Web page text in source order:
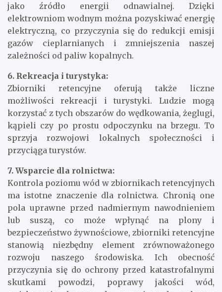
jako źródło energii odnawialnej. Dzięki
elektrowniom wodnym można pozyskiwać energię
elektryczną, co przyczynia się do redukcji emisji
gazów cieplarnianych i zmniejszenia naszej
zależności od paliw kopalnych.
6. Rekreacja i turystyka:
Zbiorniki retencyjne oferują także liczne
możliwości rekreacji i turystyki. Ludzie mogą
korzystać z tych obszarów do wędkowania, żeglugi,
kąpieli czy po prostu odpoczynku na brzegu. To
sprzyja rozwojowi lokalnych społeczności i
przyciąga turystów.
7. Wsparcie dla rolnictwa:
Kontrola poziomu wód w zbiornikach retencyjnych
ma istotne znaczenie dla rolnictwa. Chronią one
pola uprawne przed nadmiernym nawodnieniem
lub suszą, co może wpłynąć na plony i
bezpieczeństwo żywnościowe, zbiorniki retencyjne
stanowią niezbędny element zrównoważonego
rozwoju naszego środowiska. Ich obecność
przyczynia się do ochrony przed katastrofalnymi
skutkami powodzi, poprawy jakości wód,